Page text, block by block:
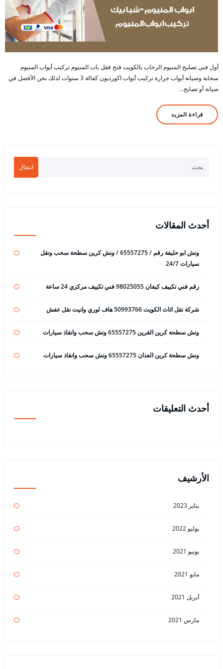
أول فني تصليح المنيوم الرحاب بالكويت فتح فقل باب المنيوم تركيب أبواب المنيوم
سحابة وصيانة أبواب جرارة تركيب أبواب اكورديون كفالة 3 سنوات لذلك نحن الأفضل في
صيانة أو تصايح…
قراءة المزيد
انتقال
أحدث المقالات
ونش ابو حليفة رقم / 65557275 / ونش كرين سطحة سحب ونقل
سيارات 24/7
رقم فني تكييف كيفان 98025055 فني تكييف مركزي 24 ساعة
شركة نقل اثاث الكويت 50993766 هاف لوري وانيت نقل عفش
ونش سطحة كرين القرين 65557275 ونش سحب وانقاذ سيارات
ونش سطحة كرين العدان 65557275 ونش سحب وانقاذ سيارات
أحدث التعليقات
الأرشيف
يناير 2023
يوليو 2022
يونيو 2021
مايو 2021
أبريل 2021
مارس 2021